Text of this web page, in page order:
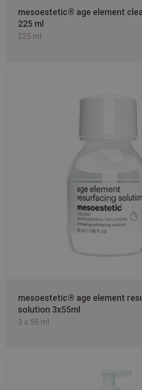
mesoestetic® age element
225 ml
225 ml
mesoestetic® age element
solution 3x55ml
3 x 55 ml